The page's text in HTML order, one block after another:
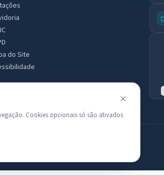
do Site
Cookies opcionais só são ativados